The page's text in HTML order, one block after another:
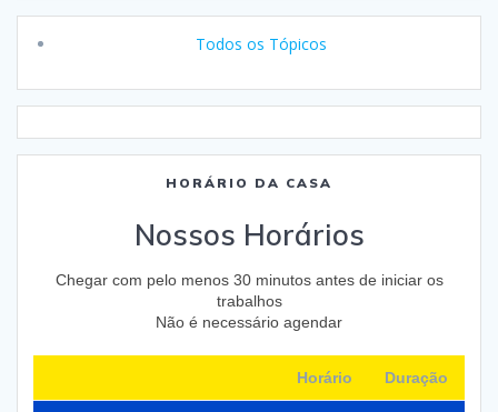
Todos os Tópicos
HORÁRIO DA CASA
Nossos Horários
Chegar com pelo menos 30 minutos antes de iniciar os
trabalhos
Não é necessário agendar
Horário Duração